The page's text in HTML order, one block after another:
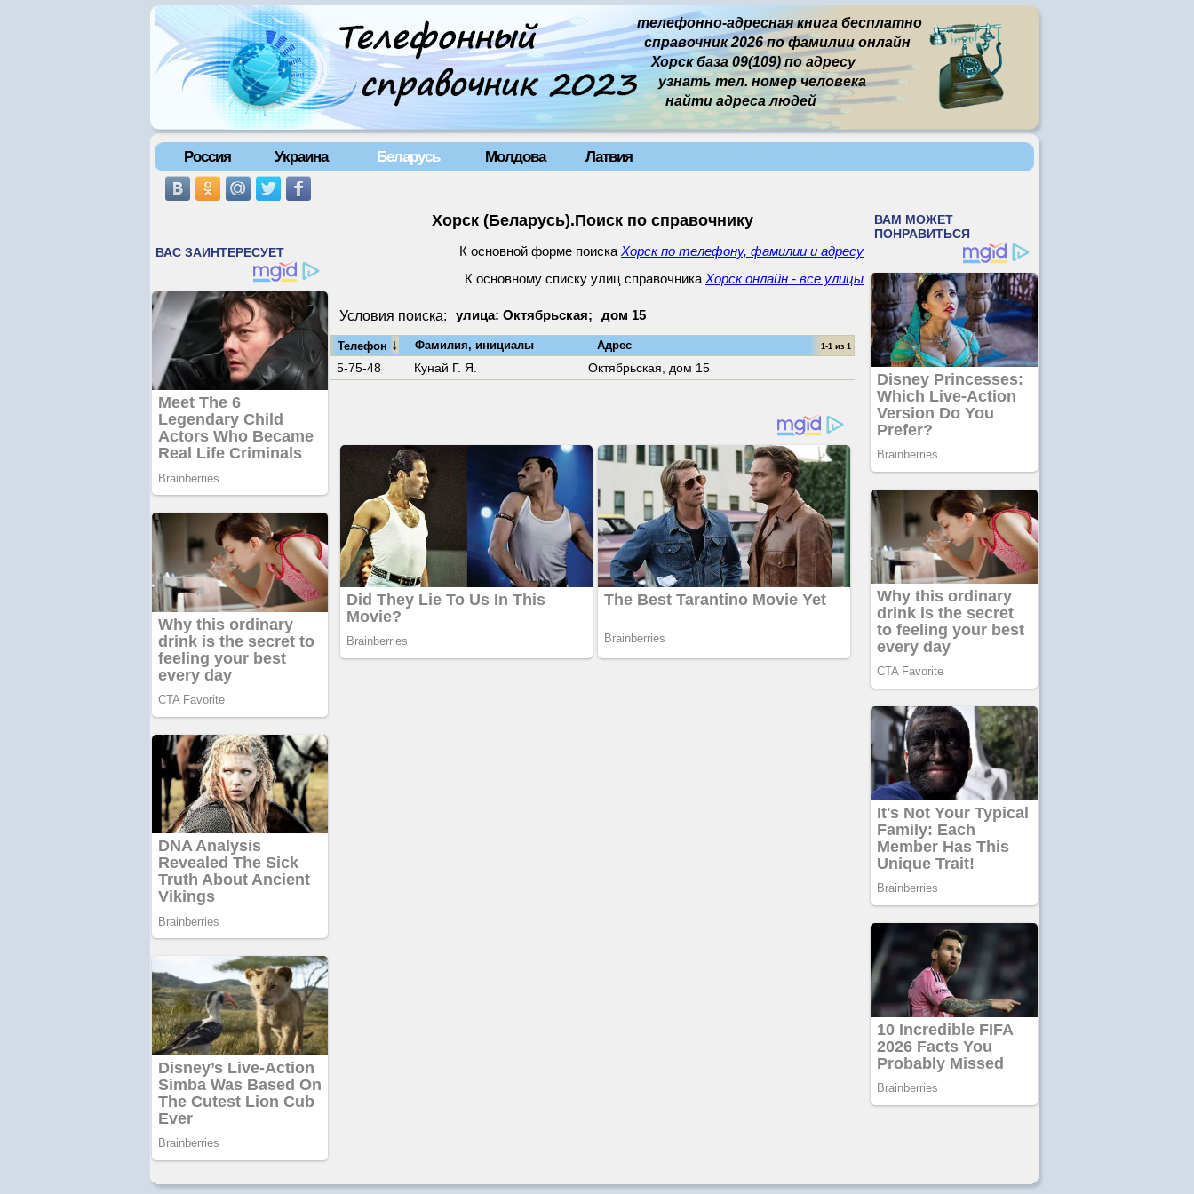
телефонно-адресная книга бесплатно
справочник 2026 по фамилии онлайн
Хорск база 09(109) по адресу
узнать тел. номер человека
найти адреса людей
Россия Украина Беларусь Молдова Латвия
Хорск (Беларусь).Поиск по справочнику
К основной форме поиска Хорск по телефону, фамилии и адресу
К основному списку улиц справочника Хорск онлайн - все улицы
Условия поиска: улица: Октябрьская; дом 15
Телефон ↓ Фамилия, инициалы Адрес 1-1 из 1
5-75-48 Кунай Г. Я. Октябрьская, дом 15